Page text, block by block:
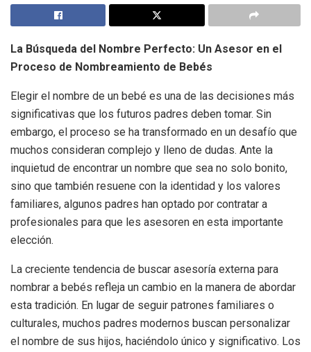
La Búsqueda del Nombre Perfecto: Un Asesor en el
Proceso de Nombreamiento de Bebés
Elegir el nombre de un bebé es una de las decisiones más
significativas que los futuros padres deben tomar. Sin
embargo, el proceso se ha transformado en un desafío que
muchos consideran complejo y lleno de dudas. Ante la
inquietud de encontrar un nombre que sea no solo bonito,
sino que también resuene con la identidad y los valores
familiares, algunos padres han optado por contratar a
profesionales para que les asesoren en esta importante
elección.
La creciente tendencia de buscar asesoría externa para
nombrar a bebés refleja un cambio en la manera de abordar
esta tradición. En lugar de seguir patrones familiares o
culturales, muchos padres modernos buscan personalizar
el nombre de sus hijos, haciéndolo único y significativo. Los